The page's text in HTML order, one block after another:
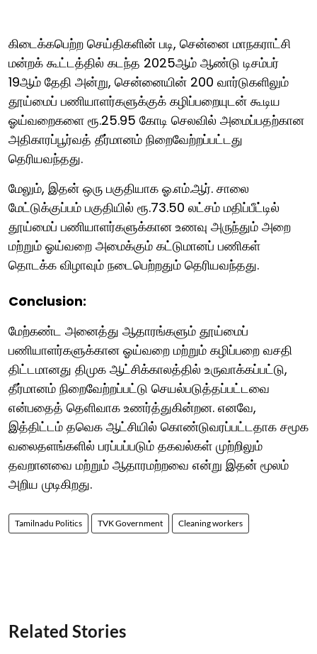
கிடைக்கபெற்ற செய்திகளின் படி, சென்னை மாநகராட்சி
மன்றக் கூட்டத்தில் கடந்த 2025ஆம் ஆண்டு டிசம்பர்
19ஆம் தேதி அன்று, சென்னையின் 200 வார்டுகளிலும்
தூய்மைப் பணியாளர்களுக்குக் கழிப்பறையுடன் கூடிய
ஓய்வறைகளை ரூ.25.95 கோடி செலவில் அமைப்பதற்கான
அதிகாரப்பூர்வத் தீர்மானம் நிறைவேற்றப்பட்டது
தெரியவந்தது.
மேலும், இதன் ஒரு பகுதியாக ஓ.எம்.ஆர். சாலை
மேட்டுக்குப்பம் பகுதியில் ரூ.73.50 லட்சம் மதிப்பீட்டில்
தூய்மைப் பணியாளர்களுக்கான உணவு அருந்தும் அறை
மற்றும் ஓய்வறை அமைக்கும் கட்டுமானப் பணிகள்
தொடக்க விழாவும் நடைபெற்றதும் தெரியவந்தது.
Conclusion:
மேற்கண்ட அனைத்து ஆதாரங்களும் தூய்மைப்
பணியாளர்களுக்கான ஓய்வறை மற்றும் கழிப்பறை வசதி
திட்டமானது திமுக ஆட்சிக்காலத்தில் உருவாக்கப்பட்டு,
தீர்மானம் நிறைவேற்றப்பட்டு செயல்படுத்தப்பட்டவை
என்பதைத் தெளிவாக உணர்த்துகின்றன. எனவே,
இத்திட்டம் தவெக ஆட்சியில் கொண்டுவரப்பட்டதாக சமூக
வலைதளங்களில் பரப்பப்படும் தகவல்கள் முற்றிலும்
தவறானவை மற்றும் ஆதாரமற்றவை என்று இதன் மூலம்
அறிய முடிகிறது.
Tamilnadu Politics TVK Government Cleaning workers
Related Stories